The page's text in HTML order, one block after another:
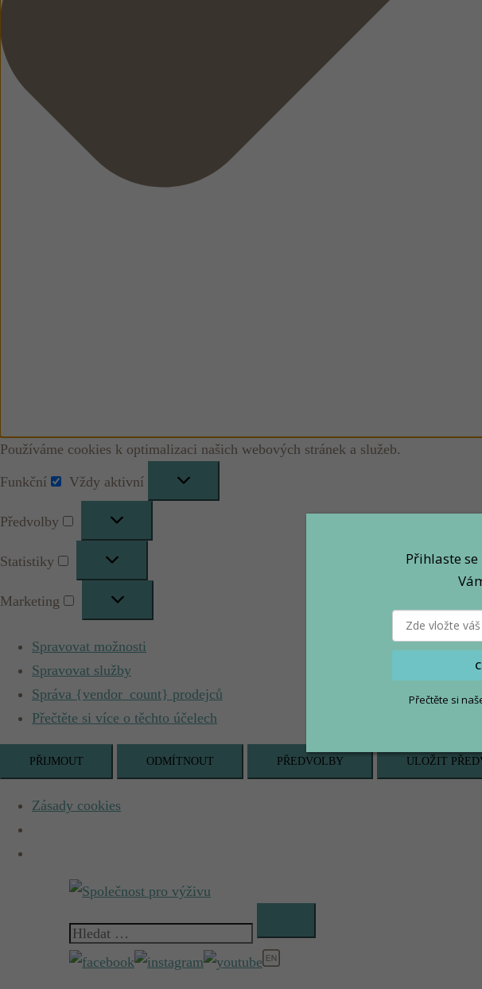
Používáme cookies k optimalizaci našich webových stránek a služeb.
Funkční
Funkční
Vždy aktivní
Předvolby
Statistiky
Marketing
Spravovat možnosti
Spravovat služby
Správa {vendor_count} prodejců
Přečtěte si více o těchto účelech
PŘIJMOUT ODMÍTNOUT PŘEDVOLBY ULOŽIT
Zásady cookies
Vyhledávání
Přihlaste
Přečtěte si